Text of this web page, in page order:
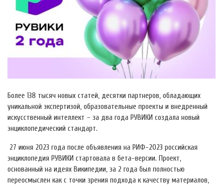
Более 138 тысяч новых статей, десятки партнеров, обладающих
уникальной экспертизой, образовательные проекты и внедренный
искусственный интеллект – за два года РУВИКИ создала новый
энциклопедический стандарт.
27 июня 2023 года после объявления на РИФ-2023 российская
энциклопедия РУВИКИ стартовала в бета-версии. Проект,
основанный на идеях Википедии, за 2 года был полностью
переосмыслен как с точки зрения подхода к качеству материалов,